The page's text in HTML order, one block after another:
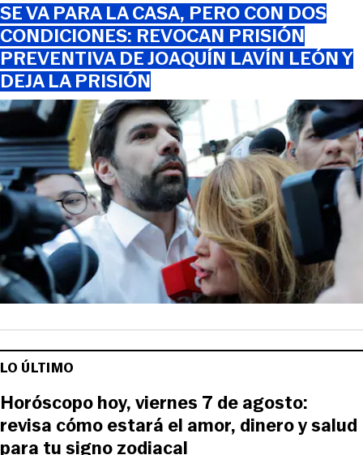
SE VA PARA LA CASA, PERO CON DOS
CONDICIONES: REVOCAN PRISIÓN
PREVENTIVA DE JOAQUÍN LAVÍN LEÓN Y
DEJA LA PRISIÓN
LO ÚLTIMO
Horóscopo hoy, viernes 7 de agosto:
revisa cómo estará el amor, dinero y salud
para tu signo zodiacal